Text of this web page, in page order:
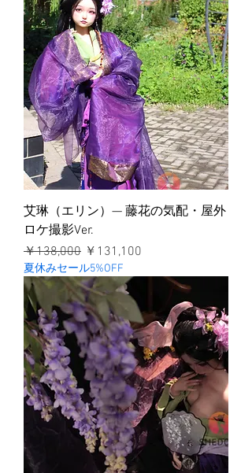
艾琳（エリン）— 藤花の気配・屋外
ロケ撮影Ver.
通常価格
￥138,000 セール価格
￥131,100
夏休みセール5%OFF